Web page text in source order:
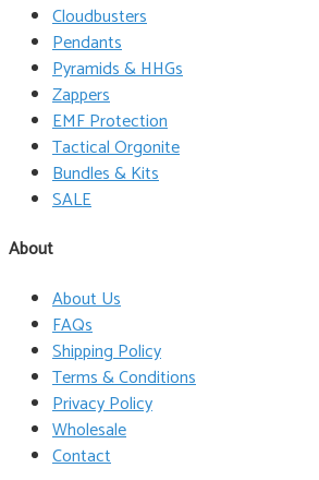
Cloudbusters
Pendants
Pyramids & HHGs
Zappers
EMF Protection
Tactical Orgonite
Bundles & Kits
SALE
About
About Us
FAQs
Shipping Policy
Terms & Conditions
Privacy Policy
Wholesale
Contact